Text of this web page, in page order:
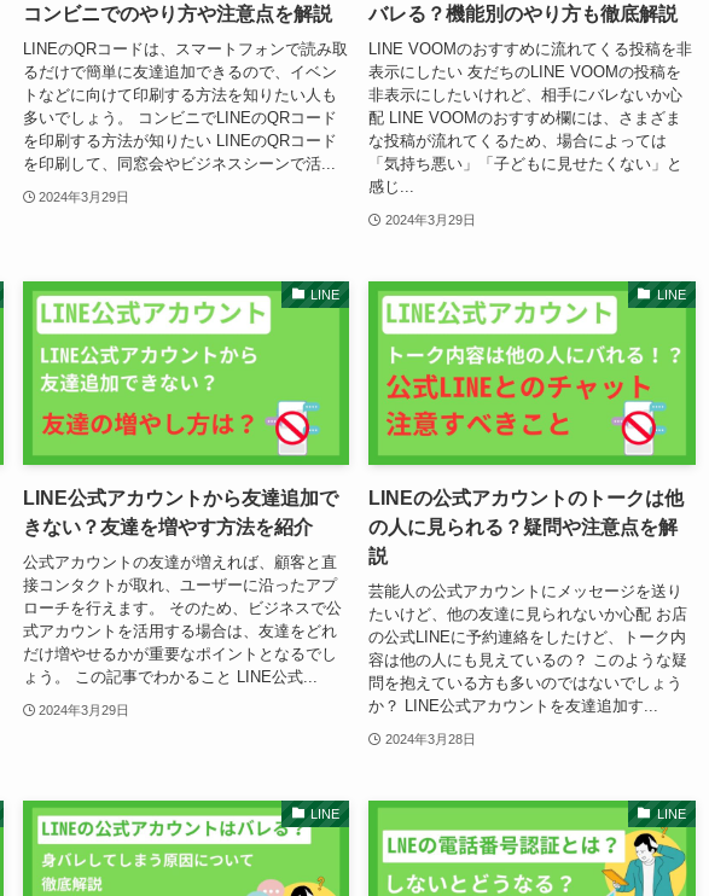
コンビニでのやり方や注意点を解説
LINEのQRコードは、スマートフォンで読み取
るだけで簡単に友達追加できるので、イベン
トなどに向けて印刷する方法を知りたい人も
多いでしょう。 コンビニでLINEのQRコード
を印刷する方法が知りたい LINEのQRコード
を印刷して、同窓会やビジネスシーンで活...
2024年3月29日
バレる？機能別のやり方も徹底解説
LINE VOOMのおすすめに流れてくる投稿を非
表示にしたい 友だちのLINE VOOMの投稿を
非表示にしたいけれど、相手にバレないか心
配 LINE VOOMのおすすめ欄には、さまざま
な投稿が流れてくるため、場合によっては
「気持ち悪い」「子どもに見せたくない」と
感じ...
2024年3月29日
LINE
LINE公式アカウントから友達追加で
きない？友達を増やす方法を紹介
公式アカウントの友達が増えれば、顧客と直
接コンタクトが取れ、ユーザーに沿ったアプ
ローチを行えます。 そのため、ビジネスで公
式アカウントを活用する場合は、友達をどれ
だけ増やせるかが重要なポイントとなるでし
ょう。 この記事でわかること LINE公式...
2024年3月29日
LINE
LINEの公式アカウントのトークは他
の人に見られる？疑問や注意点を解
説
芸能人の公式アカウントにメッセージを送り
たいけど、他の友達に見られないか心配 お店
の公式LINEに予約連絡をしたけど、トーク内
容は他の人にも見えているの？ このような疑
問を抱えている方も多いのではないでしょう
か？ LINE公式アカウントを友達追加す...
2024年3月28日
LINE LINE